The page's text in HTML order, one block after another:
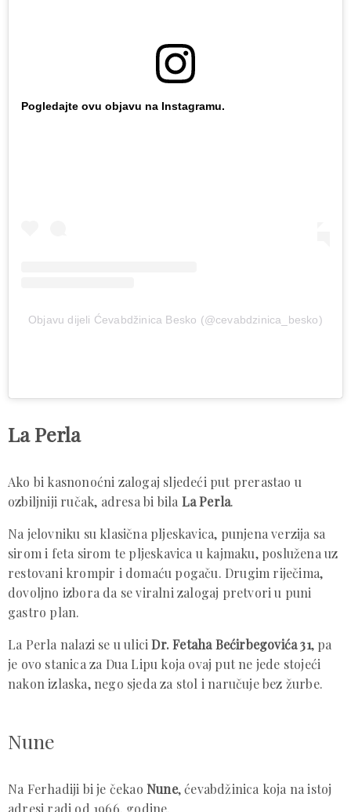
Pogledajte ovu objavu na Instagramu.
Objavu dijeli Ćevabdžinica Besko (@cevabdzinica_besko)
La Perla
Ako bi kasnonoćni zalogaj sljedeći put prerastao u
ozbiljniji ručak, adresa bi bila La Perla.
Na jelovniku su klasična pljeskavica, punjena verzija sa
sirom i feta sirom te pljeskavica u kajmaku, poslužena uz
restovani krompir i domaću pogaču. Drugim riječima,
dovoljno izbora da se viralni zalogaj pretvori u puni
gastro plan.
La Perla nalazi se u uliciDr. Fetaha Bećirbegovića 31, pa
je ovo stanica za Dua Lipu koja ovaj put ne jede stojeći
nakon izlaska, nego sjeda za stol i naručuje bez žurbe.
Nune
Na Ferhadiji bi je čekao Nune, ćevabdžinica koja na istoj
adresi radi od 1966. godine.